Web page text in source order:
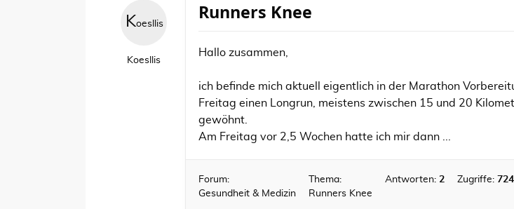
Koesllis
Koesllis
Runners Knee
Hallo zusammen,
ich befinde mich aktuell eigentlich in der Marathon
Freitag einen Longrun, meistens zwischen 15 und 20
gewöhnt.
Am Freitag vor 2,5 Wochen hatte ich mir dann ...
Forum:
Gesundheit & Medizin
Thema:
Runners Knee
Antworten: 2 Zugriffe: 724